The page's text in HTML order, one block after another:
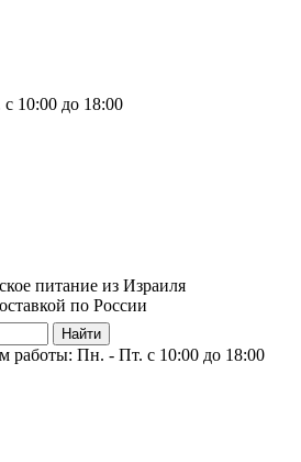
10:00 до 18:00
питание из Израиля
по России
Найти
работы: Пн. - Пт. с 10:00 до 18:00